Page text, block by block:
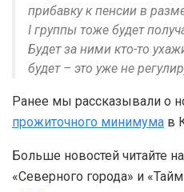
прибавку к пенсии в
I группы тоже будет
Будет за ними кто-то
будет – это уже не
Ранее мы рассказывали о
прожиточного минимума в
Больше новостей читайте
«Северного города» и